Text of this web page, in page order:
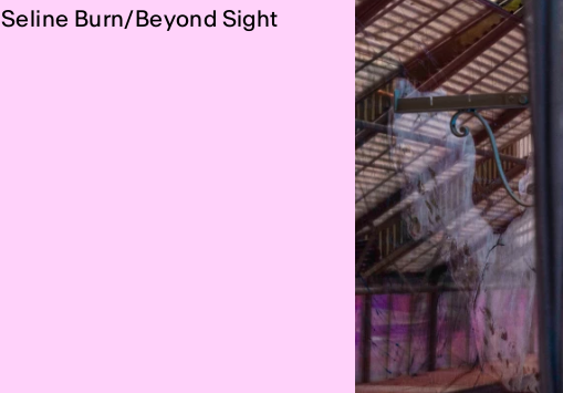
Seline Burn/Beyond Sight